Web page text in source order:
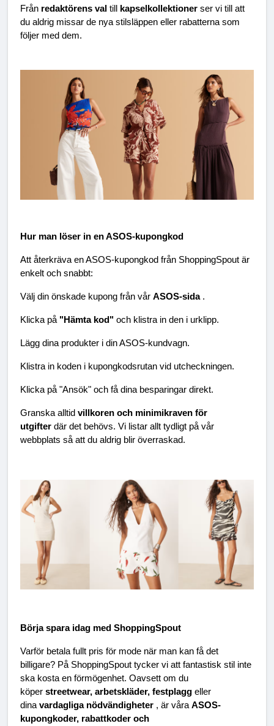
Från redaktörens val till kapselkollektioner ser vi till att
du aldrig missar de nya stilsläppen eller rabatterna som
följer med dem.
Hur man löser in en ASOS-kupongkod
Att återkräva en ASOS-kupongkod från ShoppingSpout är
enkelt och snabbt:
Välj din önskade kupong från vår ASOS-sida .
Klicka på "Hämta kod" och klistra in den i urklipp.
Lägg dina produkter i din ASOS-kundvagn.
Klistra in koden i kupongkodsrutan vid utcheckningen.
Klicka på "Ansök" och få dina besparingar direkt.
Granska alltid villkoren och minimikraven för
utgifter där det behövs. Vi listar allt tydligt på vår
webbplats så att du aldrig blir överraskad.
Börja spara idag med ShoppingSpout
Varför betala fullt pris för mode när man kan få det
billigare? På ShoppingSpout tycker vi att fantastisk stil inte
ska kosta en förmögenhet. Oavsett om du
köper streetwear, arbetskläder, festplagg eller
dina vardagliga nödvändigheter , är våra ASOS-
kupongkoder, rabattkoder och